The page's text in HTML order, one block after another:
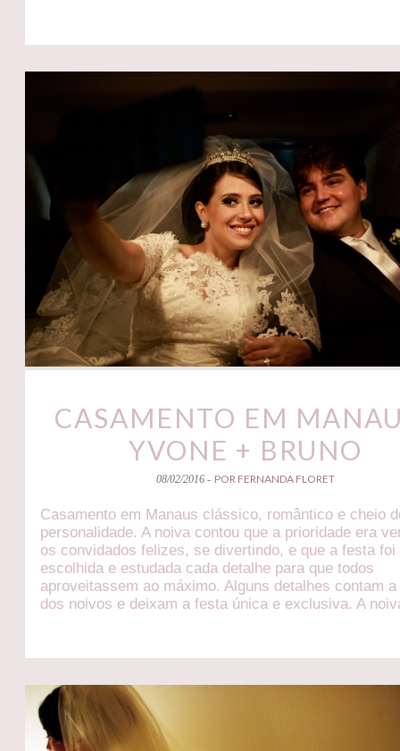
CASAMENTO EM
YVONE + BRUNO
08/02/2016 - POR FERNANDA FLORET
Casamento em Manaus clássico, romântico e cheio
personalidade. A noiva contou que a prioridade era
os convidados felizes, se divertindo, e que a festa foi
escolhida e estudada cada detalhe para que todos
aproveitassem ao máximo. Alguns detalhes contam
dos noivos e deixam a festa única e exclusiva. A